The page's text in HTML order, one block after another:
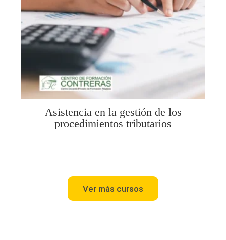
Asistencia en la gestión de los
procedimientos tributarios
Ver más cursos